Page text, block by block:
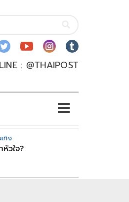
LINE : @THAIPOST
ทิง
หัวใจ?